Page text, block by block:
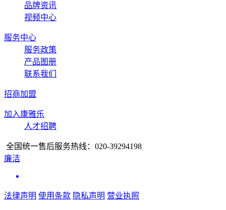
品牌资讯
视频中心
服务中心
服务政策
产品图册
联系我们
招商加盟
加入康雅乐
人才招聘
全国统一售后服务热线： 020-39294198
廉洁
法律声明 使用条款 隐私声明 营业执照